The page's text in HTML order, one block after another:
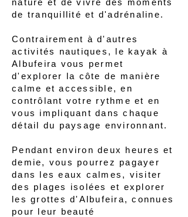
nature et de vivre des moments
de tranquillité et d'adrénaline.
Contrairement à d'autres
activités nautiques, le kayak à
Albufeira vous permet
d'explorer la côte de manière
calme et accessible, en
contrôlant votre rythme et en
vous impliquant dans chaque
détail du paysage environnant.
Pendant environ deux heures et
demie, vous pourrez pagayer
dans les eaux calmes, visiter
des plages isolées et explorer
les grottes d'Albufeira, connues
pour leur beauté